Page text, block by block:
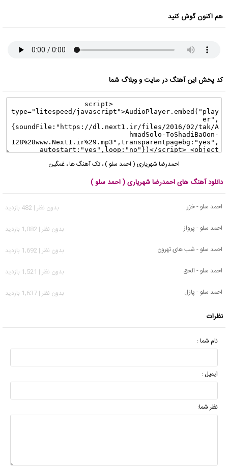
هم اکنون گوش کنید
کد پخش این آهنگ در سایت و وبلاگ شما
احمدرضا شهریاری ( احمد سلو ) ، تک آهنگ ها، غمگین
دانلود آهنگ های احمدرضا شهریاری ( احمد سلو )
احمد سلو - خزر
بدون نظر | 482 بازدید
احمد سلو - پرواز
بدون نظر | 1,082 بازدید
احمد سلو - شب های تهرون
بدون نظر | 1,692 بازدید
احمد سلو - الحق
بدون نظر | 1,521 بازدید
احمد سلو - پازل
بدون نظر | 1,637 بازدید
نظرات
نام شما :
ایمیل :
نظر شما: